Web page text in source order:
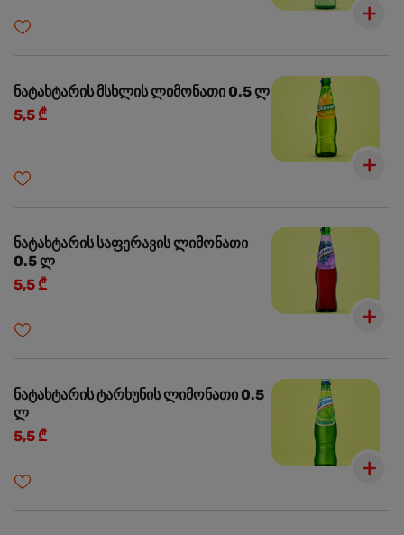
ნატახტარის მსხლის ლიმონათი 0.5 ლ
5,5 ₾
ნატახტარის საფერავის ლიმონათი
0.5 ლ
5,5 ₾
ნატახტარის ტარხუნის ლიმონათი 0.5
ლ
5,5 ₾